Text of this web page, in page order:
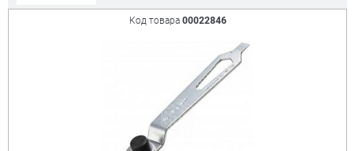
Код товара 00022846